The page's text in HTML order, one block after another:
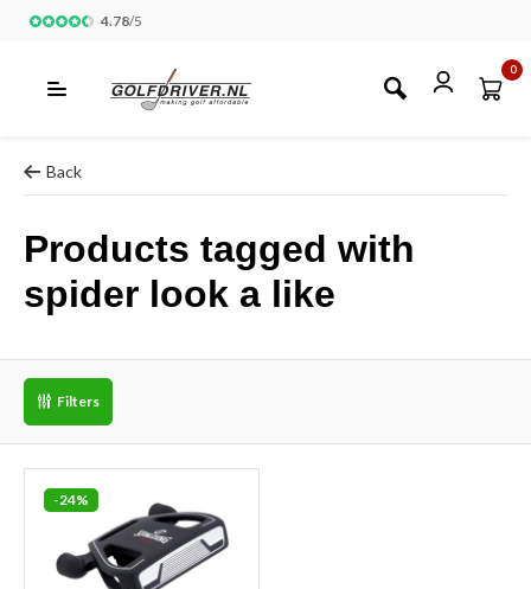
4.78/5
0
Back
Products tagged with
spider look a like
Filters
-24%